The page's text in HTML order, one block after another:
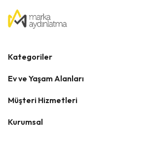
Kategoriler
Ev ve Yaşam Alanları
Müşteri Hizmetleri
Kurumsal